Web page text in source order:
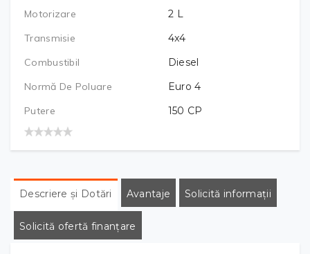
Motorizare
2 L
Transmisie
4x4
Combustibil
Diesel
Normă De Poluare
Euro 4
Putere
150 CP
Descriere și Dotări Avantaje Solicită informații
Solicită ofertă finanțare